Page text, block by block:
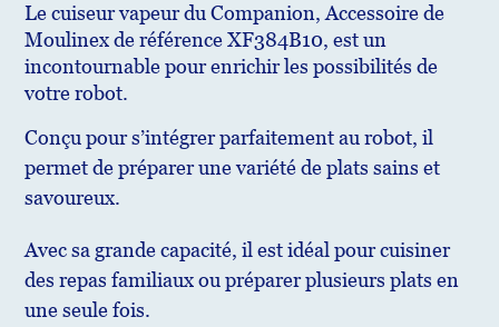
Le cuiseur vapeur du Companion, Accessoire de
Moulinex de référence XF384B10, est un
incontournable pour enrichir les possibilités de
votre robot.
Conçu pour s’intégrer parfaitement au robot, il
permet de préparer une variété de plats sains et
savoureux.
Avec sa grande capacité, il est idéal pour cuisiner
des repas familiaux ou préparer plusieurs plats en
une seule fois.